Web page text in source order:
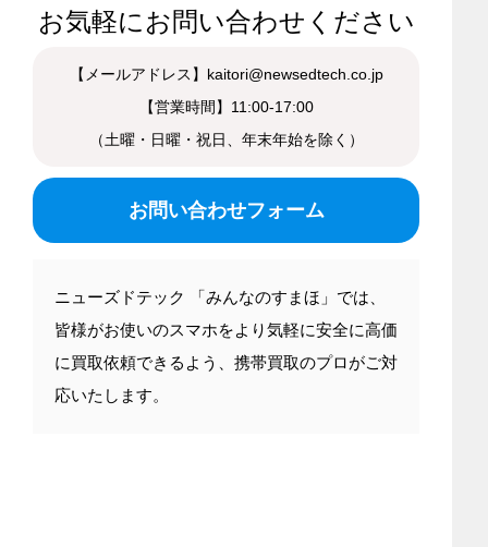
お気軽にお問い合わせください
【メールアドレス】kaitori@newsedtech.co.jp
【営業時間】11:00-17:00
（土曜・日曜・祝日、年末年始を除く）
お問い合わせフォーム
ニューズドテック 「みんなのすまほ」では、
皆様がお使いのスマホをより気軽に安全に高価
に買取依頼できるよう、携帯買取のプロがご対
応いたします。